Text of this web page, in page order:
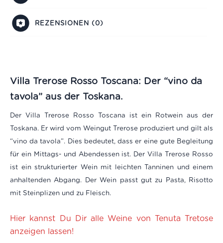
REZENSIONEN (0)
Villa Trerose Rosso Toscana: Der “vino da
tavola” aus der Toskana.
Der Villa Trerose Rosso Toscana ist ein Rotwein aus der
Toskana. Er wird vom Weingut Trerose produziert und gilt als
“vino da tavola”. Dies bedeutet, dass er eine gute Begleitung
für ein Mittags- und Abendessen ist. Der Villa Trerose Rosso
ist ein strukturierter Wein mit leichten Tanninen und einem
anhaltenden Abgang. Der Wein passt gut zu Pasta, Risotto
mit Steinplizen und zu Fleisch.
Hier kannst Du Dir alle Weine von Tenuta Tretose
anzeigen lassen!